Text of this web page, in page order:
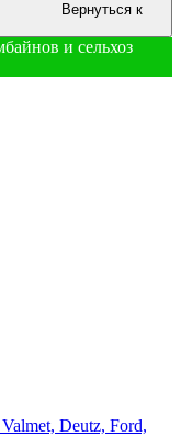
Вернуться к
и сельхоз
Deutz, Ford,